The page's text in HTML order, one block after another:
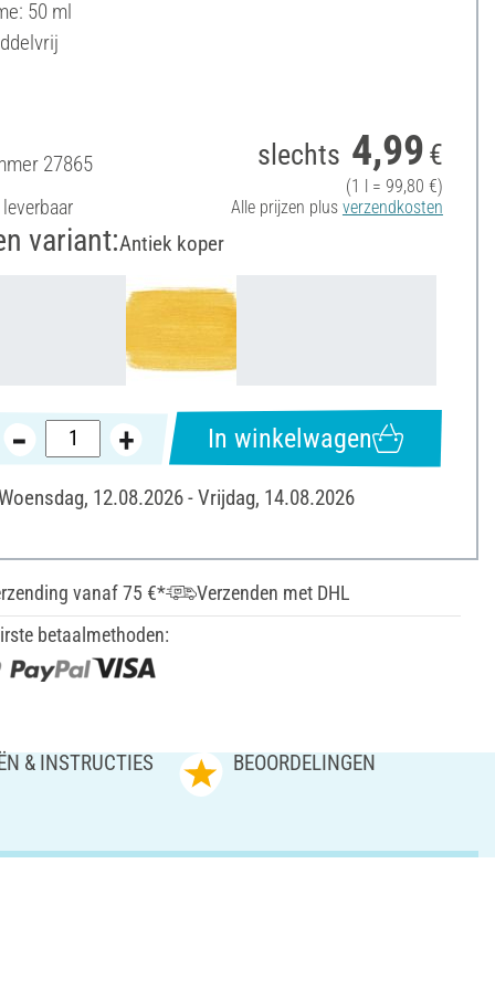
50 ml
27865 slechts 4,99 €
(1 l = 99,80 €)
Alle prijzen plus verzendkosten
variant:Antiek koper
In winkelwagen
12.08.2026 - Vrijdag, 14.08.2026
vanaf 75 €*
Verzenden met DHL
betaalmethoden:
& INSTRUCTIES BEOORDELINGEN